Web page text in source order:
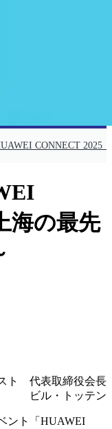
CONNECT 2025
海の最先
ト 代表取締役会長
ビル・トッテン
ント「HUAWEI